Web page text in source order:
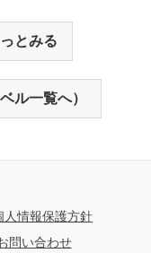
とみる
ル一覧へ）
人情報保護方針
問い合わせ